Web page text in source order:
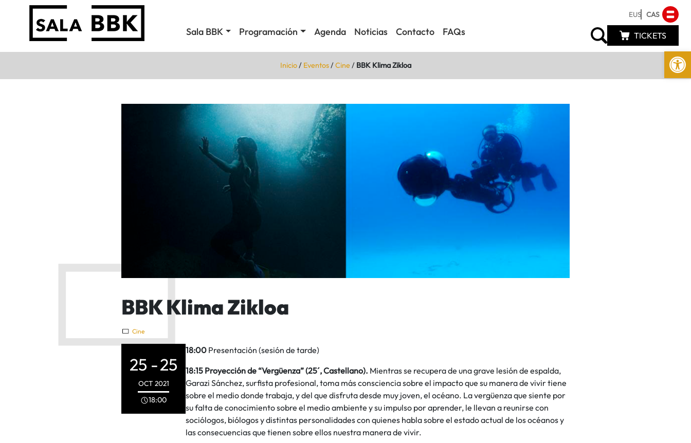
Abrir
Sala BBK Programación Agenda Noticias Contacto FAQs
EUS CAS
TICKETS
Inicio/ Eventos/Cine/ BBK Klima Zikloa
BBK Klima Zikloa
Cine
25 -25
OCT 2021
18:00
18:00 Presentación (sesión de tarde)
18:15 Proyección de “Vergüenza” (25´, Castellano). Mientras se recupera de una grave lesión de espalda,
Garazi Sánchez, surfista profesional, toma más consciencia sobre el impacto que su manera de vivir tiene
sobre el medio donde trabaja, y del que disfruta desde muy joven, el océano. La vergüenza que siente por
su falta de conocimiento sobre el medio ambiente y su impulso por aprender, le llevan a reunirse con
sociólogos, biólogos y distintas personalidades con quienes habla sobre el estado actual de los océanos y
las consecuencias que tienen sobre ellos nuestra manera de vivir.